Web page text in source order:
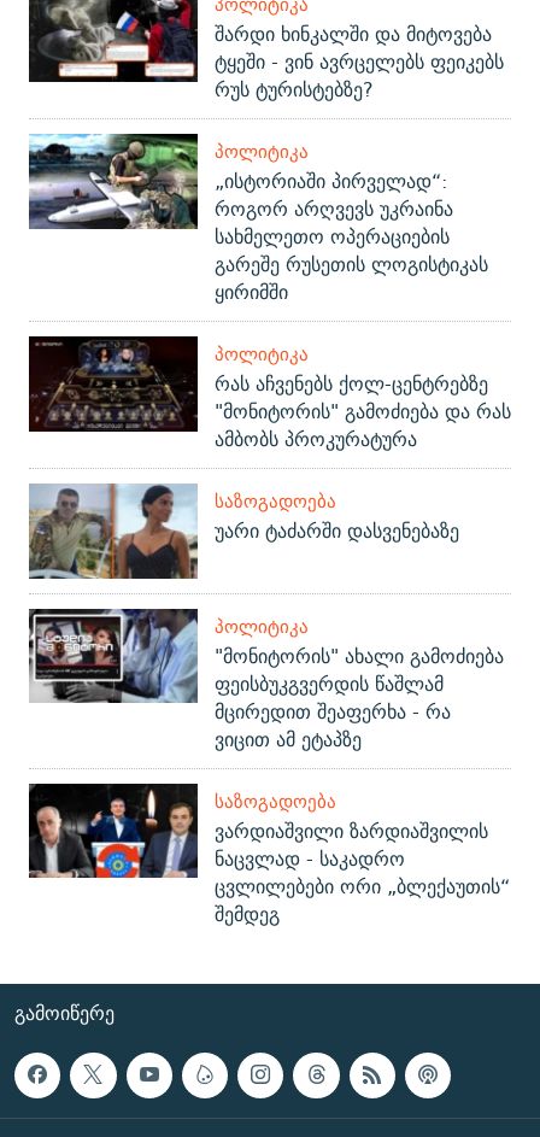
შარდი ხინკალში და მიტოვება
ტყეში - ვინ ავრცელებს ფეიკებს
რუს ტურისტებზე?
ᲞᲝᲚᲘᲢᲘᲙᲐ
„ისტორიაში პირველად“:
როგორ არღვევს უკრაინა
სახმელეთო ოპერაციების
გარეშე რუსეთის ლოგისტიკას
ყირიმში
ᲞᲝᲚᲘᲢᲘᲙᲐ
რას აჩვენებს ქოლ-ცენტრებზე
"მონიტორის" გამოძიება და რას
ამბობს პროკურატურა
ᲡᲐᲖᲝᲒᲐᲓᲝᲔᲑᲐ
უარი ტაძარში დასვენებაზე
ᲞᲝᲚᲘᲢᲘᲙᲐ
"მონიტორის" ახალი გამოძიება
ფეისბუკგვერდის წაშლამ
მცირედით შეაფერხა - რა
ვიცით ამ ეტაპზე
ᲡᲐᲖᲝᲒᲐᲓᲝᲔᲑᲐ
ვარდიაშვილი ზარდიაშვილის
ნაცვლად - საკადრო
ცვლილებები ორი „ბლექაუთის“
შემდეგ
ᲒᲐᲛᲝᲘᲬᲔᲠᲔ